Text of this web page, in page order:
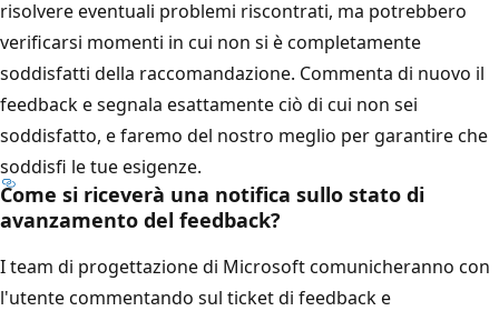
risolvere eventuali problemi riscontrati, ma potrebbero
verificarsi momenti in cui non si è completamente
soddisfatti della raccomandazione. Commenta di nuovo il
feedback e segnala esattamente ciò di cui non sei
soddisfatto, e faremo del nostro meglio per garantire che
soddisfi le tue esigenze.
Come si riceverà una notifica sullo stato di
avanzamento del feedback?
I team di progettazione di Microsoft comunicheranno con
l'utente commentando sul ticket di feedback e